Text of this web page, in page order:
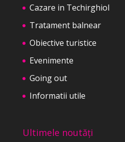
Cazare in Techirghiol
Tratament balnear
Obiective turistice
Evenimente
Going out
Informatii utile
Ultimele noutăți